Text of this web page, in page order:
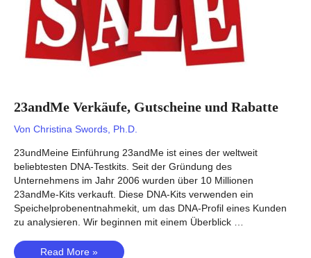
23andMe Verkäufe, Gutscheine und Rabatte
Von Christina Swords, Ph.D.
23undMeine Einführung 23andMe ist eines der weltweit
beliebtesten DNA-Testkits. Seit der Gründung des
Unternehmens im Jahr 2006 wurden über 10 Millionen
23andMe-Kits verkauft. Diese DNA-Kits verwenden ein
Speichelprobenentnahmekit, um das DNA-Profil eines Kunden
zu analysieren. Wir beginnen mit einem Überblick …
23andMe
Read More »